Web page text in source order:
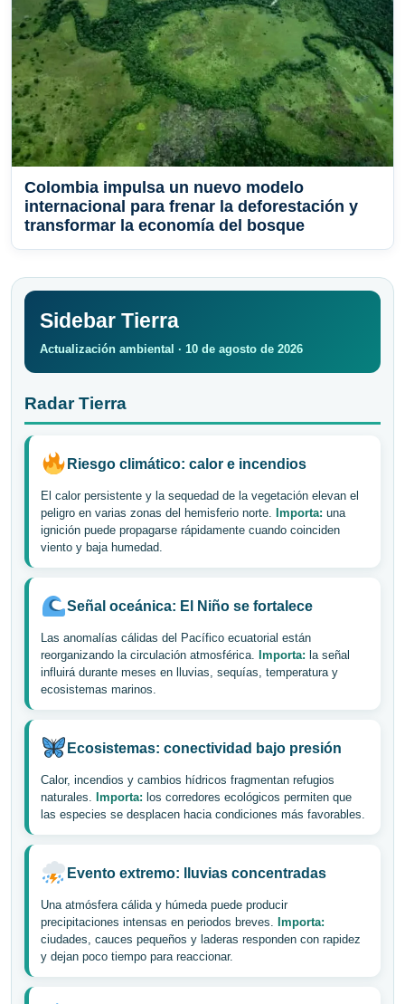
Colombia impulsa un nuevo modelo
internacional para frenar la deforestación y
transformar la economía del bosque
Sidebar Tierra
Actualización ambiental · 10 de agosto de 2026
Radar Tierra
Riesgo climático: calor e incendios
El calor persistente y la sequedad de la vegetación elevan el
peligro en varias zonas del hemisferio norte. Importa: una
ignición puede propagarse rápidamente cuando coinciden
viento y baja humedad.
Señal oceánica: El Niño se fortalece
Las anomalías cálidas del Pacífico ecuatorial están
reorganizando la circulación atmosférica. Importa: la señal
influirá durante meses en lluvias, sequías, temperatura y
ecosistemas marinos.
Ecosistemas: conectividad bajo presión
Calor, incendios y cambios hídricos fragmentan refugios
naturales. Importa: los corredores ecológicos permiten que
las especies se desplacen hacia condiciones más favorables.
Evento extremo: lluvias concentradas
Una atmósfera cálida y húmeda puede producir
precipitaciones intensas en periodos breves. Importa:
ciudades, cauces pequeños y laderas responden con rapidez
y dejan poco tiempo para reaccionar.